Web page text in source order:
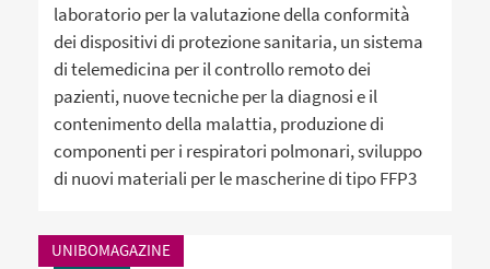
laboratorio per la valutazione della conformità
dei dispositivi di protezione sanitaria, un sistema
di telemedicina per il controllo remoto dei
pazienti, nuove tecniche per la diagnosi e il
contenimento della malattia, produzione di
componenti per i respiratori polmonari, sviluppo
di nuovi materiali per le mascherine di tipo FFP3
UNIBOMAGAZINE